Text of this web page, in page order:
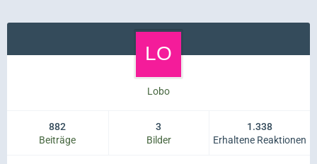
Lobo
Beiträge
882
Bilder
3
Erhaltene Reaktionen
1.338